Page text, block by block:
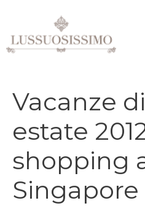
contenuto
Vacanze
estate
shopping
Singapore